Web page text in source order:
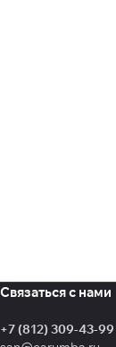
Связаться с нами
+7 (812) 309-43-99